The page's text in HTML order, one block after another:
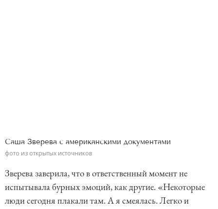
Саша Зверева с американскими документами
фото из открытых источников
Зверева заверила, что в ответственный момент не
испытывала бурных эмоций, как другие. «Некоторые
люди сегодня плакали там. А я смеялась. Легко и